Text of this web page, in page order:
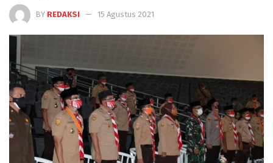
BY REDAKSI 15 Agustus 2021